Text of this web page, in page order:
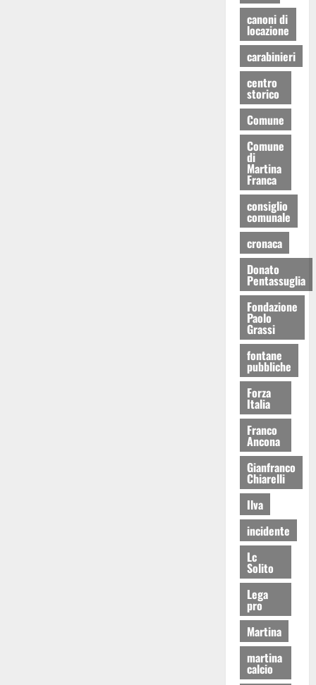
canoni di
locazione
carabinieri
centro
storico
Comune
Comune
di
Martina
Franca
consiglio
comunale
cronaca
Donato
Pentassuglia
Fondazione
Paolo
Grassi
fontane
pubbliche
Forza
Italia
Franco
Ancona
Gianfranco
Chiarelli
Ilva
incidente
Lc
Solito
Lega
pro
Martina
martina
calcio